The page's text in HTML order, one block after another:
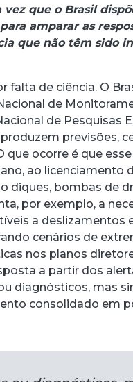
que o Brasil
amparar as
que não têm sido
falta de ciência. O
de
de Pesquisas
previsões,
que ocorre é que
ao licenciamento
diques, bombas de
por exemplo, a
a deslizamentos
cenários de
nos planos
a partir dos
diagnósticos, mas
consolidado em